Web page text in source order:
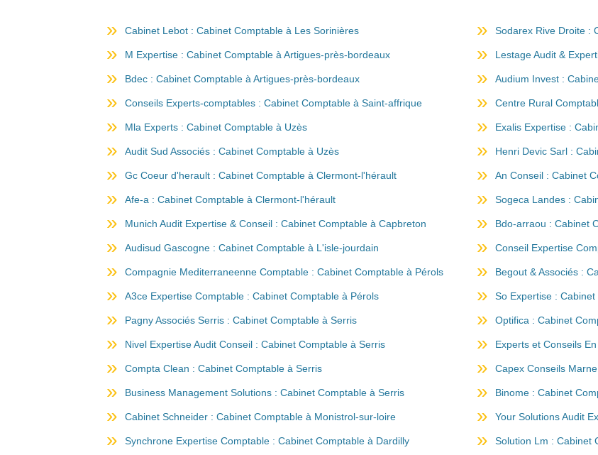
Cabinet Lebot : Cabinet Comptable à Les Sorinières Sodarex Rive Droite :
M Expertise : Cabinet Comptable à Artigues-près-bordeaux Lestage Audit &
Bdec : Cabinet Comptable à Artigues-près-bordeaux Audium Invest :
Conseils Experts-comptables : Cabinet Comptable à Saint-affrique Centre Rural
Mla Experts : Cabinet Comptable à Uzès Exalis Expertise :
Audit Sud Associés : Cabinet Comptable à Uzès Henri Devic Sarl :
Gc Coeur d'herault : Cabinet Comptable à Clermont-l'hérault An Conseil : Cabinet
Afe-a : Cabinet Comptable à Clermont-l'hérault Sogeca Landes :
Munich Audit Expertise & Conseil : Cabinet Comptable à Capbreton Bdo-arraou : Cabinet
Audisud Gascogne : Cabinet Comptable à L'isle-jourdain Conseil Expertise
Compagnie Mediterraneenne Comptable : Cabinet Comptable à Pérols Begout & Associés :
A3ce Expertise Comptable : Cabinet Comptable à Pérols So Expertise :
Pagny Associés Serris : Cabinet Comptable à Serris Optifica : Cabinet
Nivel Expertise Audit Conseil : Cabinet Comptable à Serris Experts et Conseils
Compta Clean : Cabinet Comptable à Serris Capex Conseils
Business Management Solutions : Cabinet Comptable à Serris Binome : Cabinet
Cabinet Schneider : Cabinet Comptable à Monistrol-sur-loire Your Solutions Audit
Synchrone Expertise Comptable : Cabinet Comptable à Dardilly Solution Lm : Cabinet